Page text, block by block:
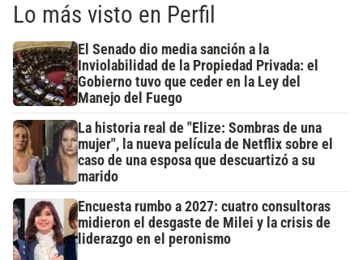
Lo más visto en Perfil
El Senado dio media sanción a la
Inviolabilidad de la Propiedad Privada: el
Gobierno tuvo que ceder en la Ley del
Manejo del Fuego
La historia real de "Elize: Sombras de una
mujer", la nueva película de Netflix sobre el
caso de una esposa que descuartizó a su
marido
Encuesta rumbo a 2027: cuatro consultoras
midieron el desgaste de Milei y la crisis de
liderazgo en el peronismo